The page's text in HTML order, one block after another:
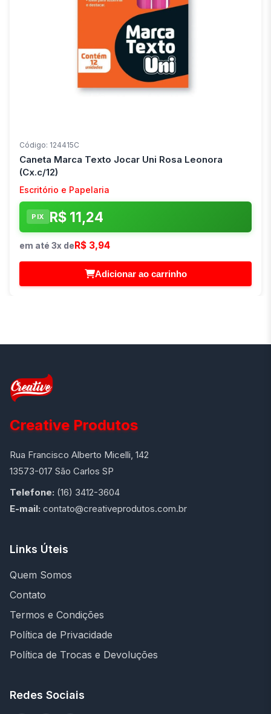
Código: 124415C
Caneta Marca Texto Jocar Uni Rosa Leonora
(Cx.c/12)
Escritório e Papelaria
PIX R$ 11,24
em até 3x deR$ 3,94
Adicionar ao carrinho
Creative Produtos
Rua Francisco Alberto Micelli, 142
13573-017 São Carlos SP
Telefone: (16) 3412-3604
E-mail: contato@creativeprodutos.com.br
Links Úteis
Quem Somos
Contato
Termos e Condições
Política de Privacidade
Política de Trocas e Devoluções
Redes Sociais